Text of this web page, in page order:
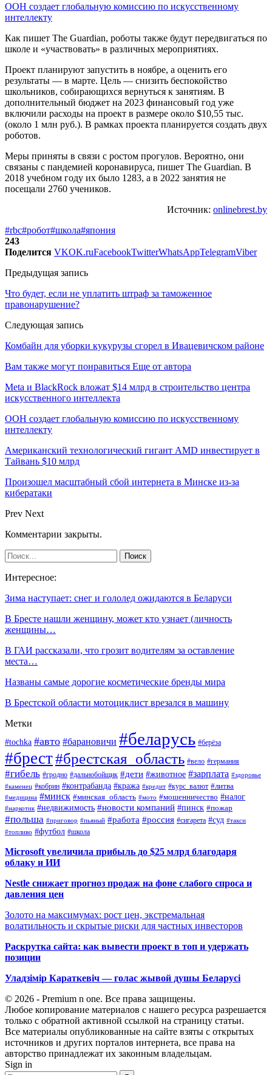
ООН создает глобальную комиссию по искусственному
интеллекту
Как пишет The Guardian, роботы также будут передвигаться по
школе и «участвовать» в различных мероприятиях.
Проект планируют запустить в ноябре, а оценить его
результаты — в марте. Цель — снизить беспокойство
школьников, собирающихся вернуться к занятиям. В
дополнительный бюджет на 2023 финансовый год уже
включили расходы на проект в размере около $10,55 тыс.
(около 1 млн руб.). В рамках проекта планируется создать двух
роботов.
Меры приняты в связи с ростом прогулов. Вероятно, они
связаны с пандемией коронавируса, пишет The Guardian. В
2018 учебном году их было 1283, а в 2022 занятия не
посещали 2760 учеников.
Источник: onlinebrest.by
#rbc#робот#школа#япония
243
Поделится VKOK.ruFacebookTwitterWhatsAppTelegramViber
Предыдущая запись
Что будет, если не уплатить штраф за таможенное
правонарушение?
Следующая запись
Комбайн для уборки кукурузы сгорел в Ивацевичском районе
Вам также могут понравиться Еще от автора
Meta и BlackRock вложат $14 млрд в строительство центра
искусственного интеллекта
ООН создает глобальную комиссию по искусственному
интеллекту
Американский технологический гигант AMD инвестирует в
Тайвань $10 млрд
Произошел масштабный сбой интернета в Минске из-за
кибератаки
Prev Next
Комментарии закрыты.
Интересное:
Зима наступает: снег и гололед ожидаются в Беларуси
В Бресте нашли женщину, может кто узнает (личность
женщины…
В ГАИ рассказали, что грозит водителям за оставление
места…
Названы самые дорогие косметические бренды мира
В Брестской области мотоциклист врезался в машину
Метки
#tochka #авто #барановичи #беларусь #берёза
#брест#брестская_область #вело #германия
#гибель #гродно #дальнобойщик #дети #животное #зарплата #здоровье
#каменец #кобрин #контрабанда #кража #кредит #курс_валют #литва
#медицина #минск #минская_область #мото #мошенничество #налог
#наркотик #недвижимость #новости компаний #пинск #пожар
#польша #приговор #пьяный #работа #россия #сигарета #суд #такси
#топливо #футбол #школа
Microsoft увеличила прибыль до $25 млрд благодаря
облаку и ИИ
Nestle снижает прогноз продаж на фоне слабого спроса и
давления цен
Золото на максимумах: рост цен, экстремальная
волатильность и скрытые риски для частных инвесторов
Раскрутка сайта: как вывести проект в топ и удержать
позиции
Уладзімір Караткевіч — голас жывой душы Беларусі
© 2026 - Premium n one. Все права защищены.
Любое копирование материалов с нашего ресурса разрешается
только с обратной активной ссылкой на страницу статьи.
Все материалы опубликованные на сайте взяты с открытых
источников и других порталов интернета, все права на
авторство принадлежат их законным владельцам.
Sign in